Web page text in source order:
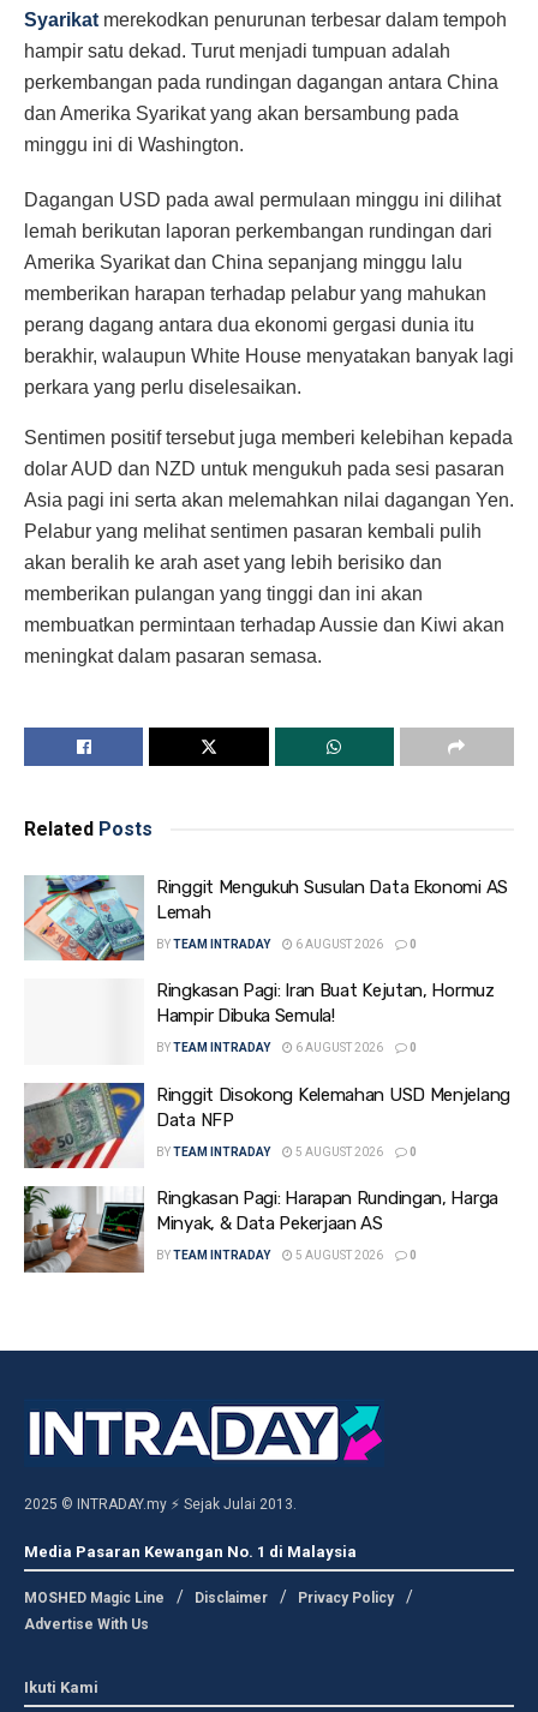
Syarikat merekodkan penurunan terbesar dalam tempoh
hampir satu dekad. Turut menjadi tumpuan adalah
perkembangan pada rundingan dagangan antara China
dan Amerika Syarikat yang akan bersambung pada
minggu ini di Washington.
Dagangan USD pada awal permulaan minggu ini dilihat
lemah berikutan laporan perkembangan rundingan dari
Amerika Syarikat dan China sepanjang minggu lalu
memberikan harapan terhadap pelabur yang mahukan
perang dagang antara dua ekonomi gergasi dunia itu
berakhir, walaupun White House menyatakan banyak lagi
perkara yang perlu diselesaikan.
Sentimen positif tersebut juga memberi kelebihan kepada
dolar AUD dan NZD untuk mengukuh pada sesi pasaran
Asia pagi ini serta akan melemahkan nilai dagangan Yen.
Pelabur yang melihat sentimen pasaran kembali pulih
akan beralih ke arah aset yang lebih berisiko dan
memberikan pulangan yang tinggi dan ini akan
membuatkan permintaan terhadap Aussie dan Kiwi akan
meningkat dalam pasaran semasa.
Related Posts
Ringgit Mengukuh Susulan Data Ekonomi AS
Lemah
BYTEAM INTRADAY 6 AUGUST 2026 0
Ringkasan Pagi: Iran Buat Kejutan, Hormuz
Hampir Dibuka Semula!
BYTEAM INTRADAY 6 AUGUST 2026 0
Ringgit Disokong Kelemahan USD Menjelang
Data NFP
BYTEAM INTRADAY 5 AUGUST 2026 0
Ringkasan Pagi: Harapan Rundingan, Harga
Minyak, & Data Pekerjaan AS
BYTEAM INTRADAY 5 AUGUST 2026 0
2025 © INTRADAY.my ⚡ Sejak Julai 2013.
Media Pasaran Kewangan No. 1 di Malaysia
MOSHED Magic Line Disclaimer
Privacy Policy
Advertise With Us
Ikuti Kami